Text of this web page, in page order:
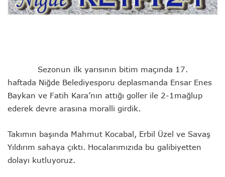
Sezonun ilk yarısının bitim maçında 17.
haftada Niğde Belediyesporu deplasmanda Ensar Enes
Baykan ve Fatih Kara’nın attığı goller ile 2-1mağlup
ederek devre arasına moralli girdik.
Takımın başında Mahmut Kocabal, Erbil Üzel ve Savaş
Yıldırım sahaya çıktı. Hocalarımızıda bu galibiyetten
dolayı kutluyoruz.